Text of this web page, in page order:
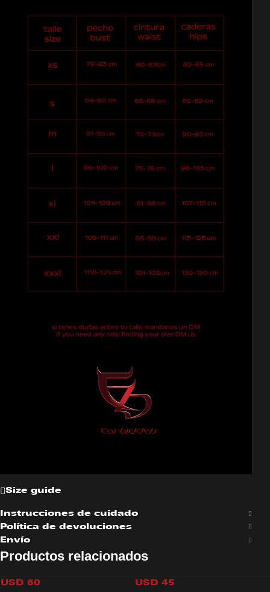
Size guide
Instrucciones de cuidado
Política de devoluciones
Envío
Productos relacionados
BULLET PROOF LACE DRESS
USD 60
VESTIDO V NEGRO
USD 45